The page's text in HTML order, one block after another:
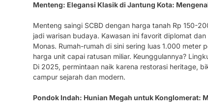
Menteng: Elegansi Klasik di Jantung Kota:
Menteng saingi SCBD dengan harga tanah Rp 150-
jadi warisan budaya. Kawasan ini favorit diplomat
Monas. Rumah-rumah di sini sering luas 1.000
harga unit capai ratusan miliar. Keunggulannya?
Di 2025, permintaan naik karena restorasi heritage,
campur sejarah dan modern.
Pondok Indah: Hunian Megah untuk Konglomerat: